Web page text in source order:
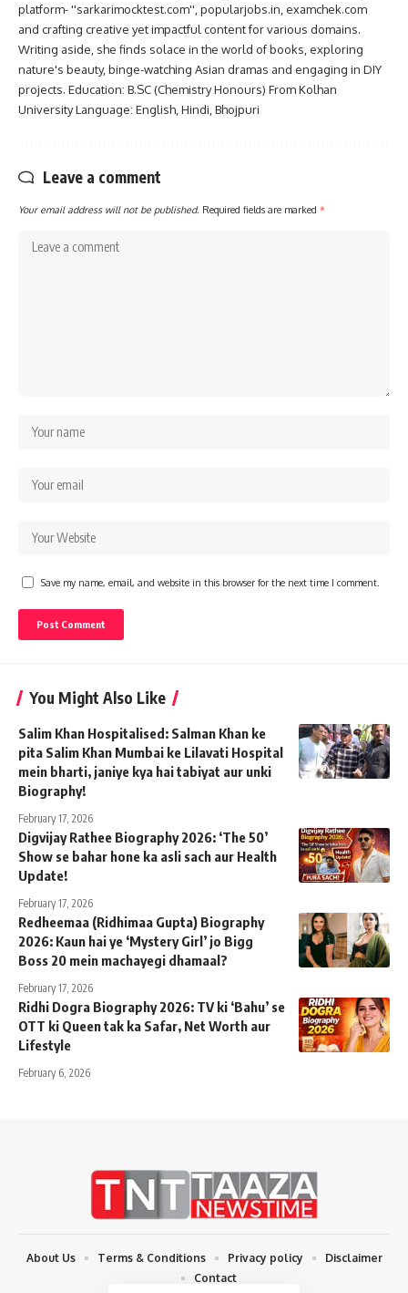
platform- ''sarkarimocktest.com'', popularjobs.in, examchek.com
and crafting creative yet impactful content for various domains.
Writing aside, she finds solace in the world of books, exploring
nature's beauty, binge-watching Asian dramas and engaging in DIY
projects. Education: B.SC (Chemistry Honours) From Kolhan
University Language: English, Hindi, Bhojpuri
Leave a comment
Your email address will not be published. Required fields are marked *
Save my name, email, and website in this browser for the next time I comment.
You Might Also Like
Salim Khan Hospitalised: Salman Khan ke
pita Salim Khan Mumbai ke Lilavati Hospital
mein bharti, janiye kya hai tabiyat aur unki
Biography!
February 17, 2026
Digvijay Rathee Biography 2026: ‘The 50’
Show se bahar hone ka asli sach aur Health
Update!
February 17, 2026
Redheemaa (Ridhimaa Gupta) Biography
2026: Kaun hai ye ‘Mystery Girl’ jo Bigg
Boss 20 mein machayegi dhamaal?
February 17, 2026
Ridhi Dogra Biography 2026: TV ki ‘Bahu’ se
OTT ki Queen tak ka Safar, Net Worth aur
Lifestyle
February 6, 2026
About Us Terms & Conditions Privacy policy
Disclaimer
Contact